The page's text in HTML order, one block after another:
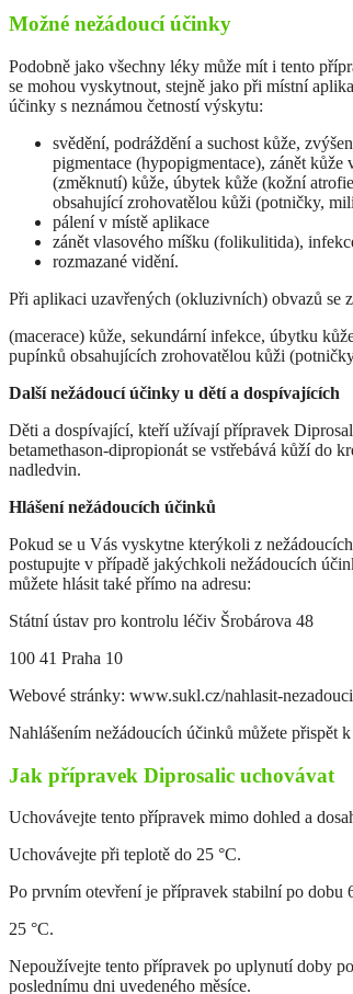
Možné nežádoucí účinky
Podobně jako všechny léky může mít i tento
se mohou vyskytnout, stejně jako při místní
účinky s neznámou četností výskytu:
svědění, podráždění a suchost kůže,
pigmentace (hypopigmentace), zánět
(změknutí) kůže, úbytek kůže (kožní
obsahující zrohovatělou kůži (potničky,
pálení v místě aplikace
zánět vlasového míšku (folikulitida),
rozmazané vidění.
Při aplikaci uzavřených (okluzivních) obvazů se
(macerace) kůže, sekundární infekce, úbytku
pupínků obsahujících zrohovatělou kůži
Další nežádoucí účinky u dětí a dospívajících
Děti a dospívající, kteří užívají přípravek
betamethason-dipropionát se vstřebává kůží do
nadledvin.
Hlášení nežádoucích účinků
Pokud se u Vás vyskytne kterýkoli z
postupujte v případě jakýchkoli nežádoucích
můžete hlásit také přímo na adresu:
Státní ústav pro kontrolu léčiv Šrobárova 48
100 41 Praha 10
Webové stránky: www.sukl.cz/nahlasit-
Nahlášením nežádoucích účinků můžete přispět
Jak přípravek Diprosalic uchovávat
Uchovávejte tento přípravek mimo dohled a
Uchovávejte při teplotě do 25 °C.
Po prvním otevření je přípravek stabilní po
25 °C.
Nepoužívejte tento přípravek po uplynutí doby
poslednímu dni uvedeného měsíce.